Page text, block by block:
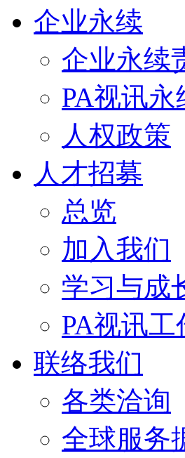
企业永续
企业永续
PA视讯
人权政策
人才招募
总览
加入我们
学习与成
PA视讯
联络我们
各类洽询
全球服务